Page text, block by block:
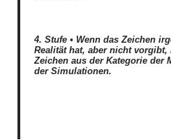
4. Stufe • Wenn das Zeichen
Realität hat, aber nicht
Zeichen aus der Kategorie der
der Simulationen.